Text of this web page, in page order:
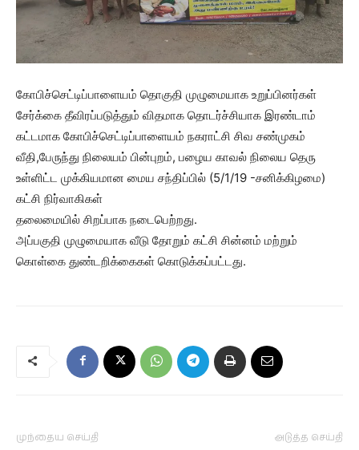
கோபிச்செட்டிப்பாளையம் தொகுதி முழுமையாக உறுப்பினர்கள்
சேர்க்கை தீவிரப்படுத்தும் விதமாக தொடர்ச்சியாக இரண்டாம்
கட்டமாக கோபிச்செட்டிப்பாளையம் நகராட்சி சிவ சண்முகம்
வீதி,பேருந்து நிலையம் பின்புறம், பழைய காவல் நிலைய தெரு
உள்ளிட்ட முக்கியமான மைய சந்திப்பில் (5/1/19 -சனிக்கிழமை)
கட்சி நிர்வாகிகள்
தலைமையில் சிறப்பாக நடைபெற்றது.
அப்பகுதி முழுமையாக வீடு தோறும் கட்சி சின்னம் மற்றும்
கொள்கை துண்டறிக்கைகள் கொடுக்கப்பட்டது.
முந்தைய செய்தி அடுத்த செய்தி